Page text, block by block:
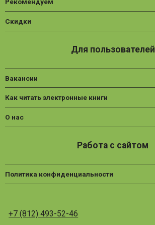
Скидки
Для пользователей
Вакансии
Как читать электронные книги
О нас
Работа с сайтом
Политика конфиденциальности
+7 (812) 493-52-46